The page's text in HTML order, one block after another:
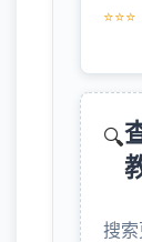
⭐⭐⭐
🔍
搜